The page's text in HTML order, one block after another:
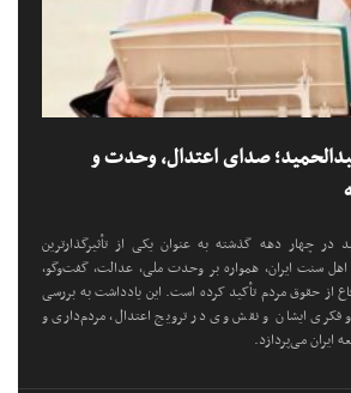
صدای اعتدال، وحدت و
در چهار دهه گذشته به عنوان یکی از تأثیرگذارترین
سنت ایران، همواره بر وحدت ملی، عدالت، گفت‌وگو،
از حقوق مردم تأکید کرده است. این یادداشت به بررسی
فکری ایشان و نقش وی در ترویج اعتدال، مردم‌داری و
ایران می‌پردازد.